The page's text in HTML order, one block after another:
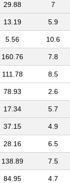
29.88 7
13.19 5.9
5.56 10.6
160.76 7.8
111.78 8.5
78.93 2.6
17.34 5.7
37.15 4.9
28.16 6.5
138.89 7.5
84.95 4.7